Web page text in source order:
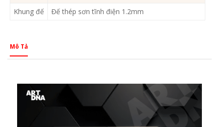
Khung đế Đế thép sơn tĩnh điện 1.2mm
Mô Tả